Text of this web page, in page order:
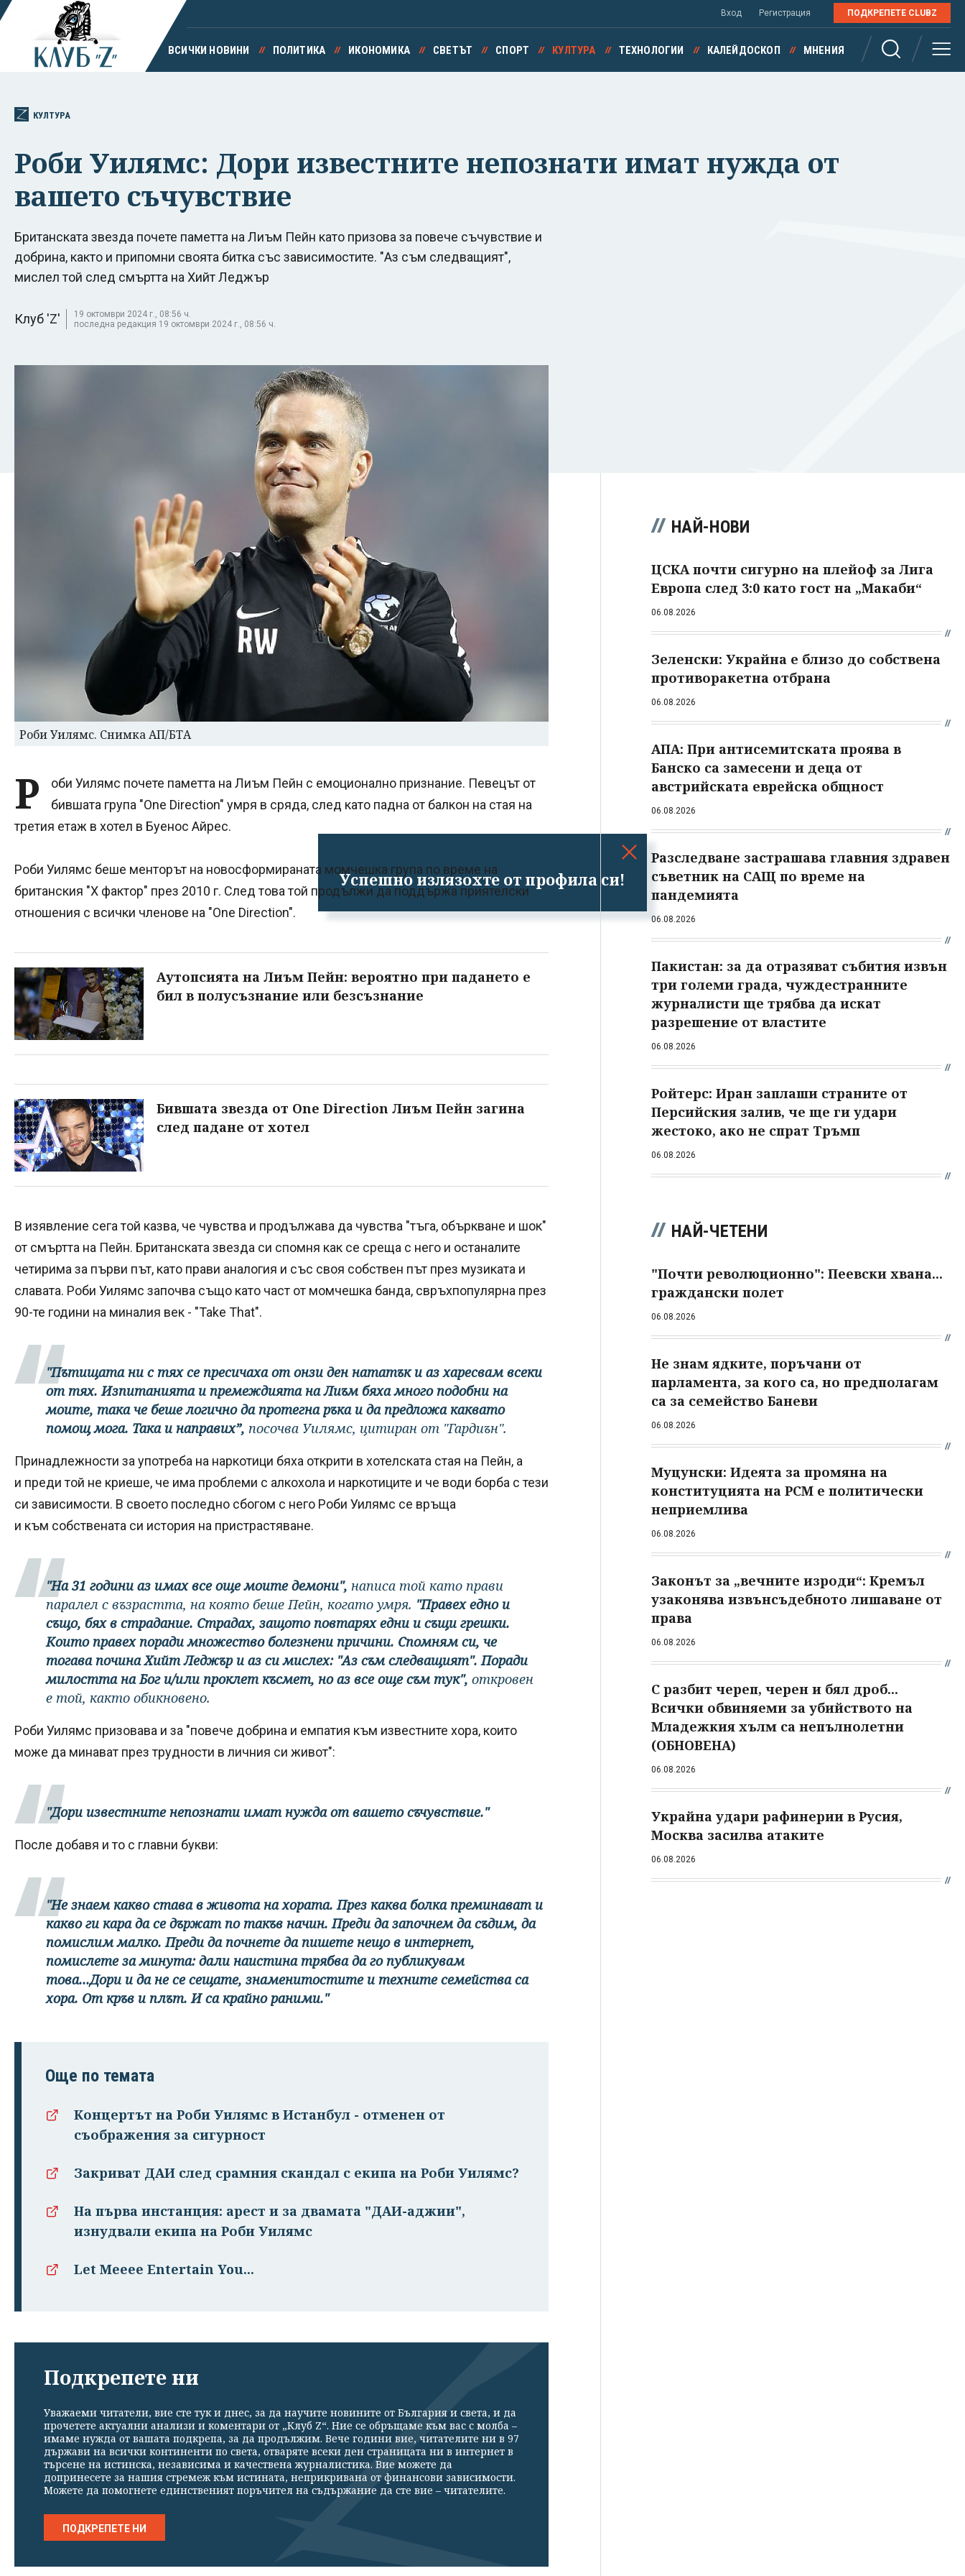
Успешно излязохте от профила си!
Вход Регистрация ПОДКРЕПЕТЕ CLUBZ
ВСИЧКИ НОВИНИ ПОЛИТИКА ИКОНОМИКА СВЕТЪТ СПОРТ КУЛТУРА ТЕХНОЛОГИИ КАЛЕЙДОСКОП МНЕНИЯ
КУЛТУРА
Роби Уилямс: Дори известните непознати имат нужда от
вашето съчувствие
Британската звезда почете паметта на Лиъм Пейн като призова за повече съчувствие и
добрина, както и припомни своята битка със зависимостите. "Аз съм следващият",
мислел той след смъртта на Хийт Леджър
Клуб 'Z'
19 октомври 2024 г., 08:56 ч.
последна редакция 19 октомври 2024 г., 08:56 ч.
Роби Уилямс. Снимка АП/БТА
Р
оби Уилямс почете паметта на Лиъм Пейн с емоционално признание. Певецът от
бившата група "One Direction" умря в сряда, след като падна от балкон на стая на
третия етаж в хотел в Буенос Айрес.
Роби Уилямс беше менторът на новосформираната момчешка група по време на
британския "Х фактор" през 2010 г. След това той продължи да поддържа приятелски
отношения с всички членове на "One Direction".
Аутопсията на Лиъм Пейн: вероятно при падането е
бил в полусъзнание или безсъзнание
Бившата звезда от One Direction Лиъм Пейн загина
след падане от хотел
В изявление сега той казва, че чувства и продължава да чувства "тъга, объркване и шок"
от смъртта на Пейн. Британската звезда си спомня как се среща с него и останалите
четирима за първи път, като прави аналогия и със своя собствен път през музиката и
славата. Роби Уилямс започва също като част от момчешка банда, свръхпопулярна през
90-те години на миналия век - "Take That".
"Пътищата ни с тях се пресичаха от онзи ден нататък и аз харесвам всеки
от тях. Изпитанията и премеждията на Лиъм бяха много подобни на
моите, така че беше логично да протегна ръка и да предложа каквато
помощ мога. Така и направих”, посочва Уилямс, цитиран от "Гардиън".
Принадлежности за употреба на наркотици бяха открити в хотелската стая на Пейн, а
и преди той не криеше, че има проблеми с алкохола и наркотиците и че води борба с тези
си зависимости. В своето последно сбогом с него Роби Уилямс се връща
и към собствената си история на пристрастяване.
"На 31 години аз имах все още моите демони", написа той като прави
паралел с възрастта, на която беше Пейн, когато умря. "Правех едно и
също, бях в страдание. Страдах, защото повтарях едни и същи грешки.
Които правех поради множество болезнени причини. Спомням си, че
тогава почина Хийт Леджър и аз си мислех: "Аз съм следващият". Поради
милостта на Бог и/или проклет късмет, но аз все още съм тук", откровен
е той, както обикновено.
Роби Уилямс призовава и за "повече добрина и емпатия към известните хора, които
може да минават през трудности в личния си живот":
"Дори известните непознати имат нужда от вашето съчувствие."
После добавя и то с главни букви:
"Не знаем какво става в живота на хората. През каква болка преминават и
какво ги кара да се държат по такъв начин. Преди да започнем да съдим, да
помислим малко. Преди да почнете да пишете нещо в интернет,
помислете за минута: дали наистина трябва да го публикувам
това...Дори и да не се сещате, знаменитостите и техните семейства са
хора. От кръв и плът. И са крайно раними."
Още по темата
Концертът на Роби Уилямс в Истанбул - отменен от
съображения за сигурност
Закриват ДАИ след срамния скандал с екипа на Роби Уилямс?
На първа инстанция: арест и за двамата "ДАИ-аджии",
изнудвали екипа на Роби Уилямс
Let Meeee Entertain You...
Подкрепете ни
Уважаеми читатели, вие сте тук и днес, за да научите новините от България и света, и да
прочетете актуални анализи и коментари от „Клуб Z“. Ние се обръщаме към вас с молба –
имаме нужда от вашата подкрепа, за да продължим. Вече години вие, читателите ни в 97
държави на всички континенти по света, отваряте всеки ден страницата ни в интернет в
търсене на истинска, независима и качествена журналистика. Вие можете да
допринесете за нашия стремеж към истината, неприкривана от финансови зависимости.
Можете да помогнете единственият поръчител на съдържание да сте вие – читателите.
ПОДКРЕПЕТЕ НИ
НАЙ-НОВИ
ЦСКА почти сигурно на плейоф за Лига
Европа след 3:0 като гост на „Макаби“
06.08.2026
Зеленски: Украйна е близо до собствена
противоракетна отбрана
06.08.2026
АПА: При антисемитската проява в
Банско са замесени и деца от
австрийската еврейска общност
06.08.2026
Разследване застрашава главния здравен
съветник на САЩ по време на
пандемията
06.08.2026
Пакистан: за да отразяват събития извън
три големи града, чуждестранните
журналисти ще трябва да искат
разрешение от властите
06.08.2026
Ройтерс: Иран заплаши страните от
Персийския залив, че ще ги удари
жестоко, ако не спрат Тръмп
06.08.2026
НАЙ-ЧЕТЕНИ
"Почти революционно": Пеевски хвана...
граждански полет
06.08.2026
Не знам ядките, поръчани от
парламента, за кого са, но предполагам
са за семейство Баневи
06.08.2026
Муцунски: Идеята за промяна на
конституцията на РСМ е политически
неприемлива
06.08.2026
Законът за „вечните изроди“: Кремъл
узаконява извънсъдебното лишаване от
права
06.08.2026
С разбит череп, черен и бял дроб...
Всички обвиняеми за убийството на
Младежкия хълм са непълнолетни
(ОБНОВЕНА)
06.08.2026
Украйна удари рафинерии в Русия,
Москва засилва атаките
06.08.2026